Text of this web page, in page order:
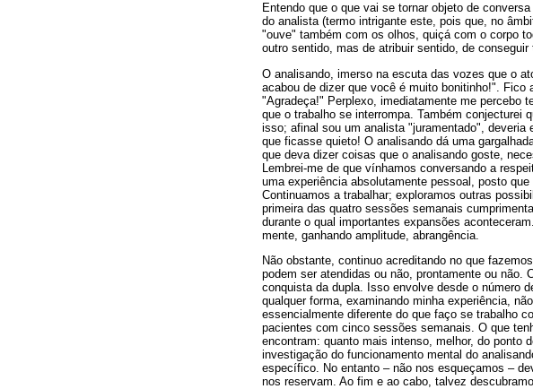
Entendo que o que vai se tornar objeto de
do analista (termo intrigante este, pois que, no
"ouve" também com os olhos, quiçá com o corpo
outro sentido, mas de atribuir sentido, de
O analisando, imerso na escuta das vozes que o
acabou de dizer que você é muito bonitinho!". Fico
"Agradeça!" Perplexo, imediatamente me percebo
que o trabalho se interrompa. Também conjecturei
isso; afinal sou um analista "juramentado",
que ficasse quieto! O analisando dá uma
que deva dizer coisas que o analisando goste,
Lembrei-me de que vínhamos conversando a
uma experiência absolutamente pessoal, posto
Continuamos a trabalhar; exploramos outras
primeira das quatro sessões semanais
durante o qual importantes expansões
mente, ganhando amplitude, abrangência.
Não obstante, continuo acreditando no que
podem ser atendidas ou não, prontamente ou não.
conquista da dupla. Isso envolve desde o número
qualquer forma, examinando minha experiência,
essencialmente diferente do que faço se trabalho
pacientes com cinco sessões semanais. O que
encontram: quanto mais intenso, melhor, do ponto
investigação do funcionamento mental do
específico. No entanto – não nos esqueçamos –
nos reservam. Ao fim e ao cabo, talvez